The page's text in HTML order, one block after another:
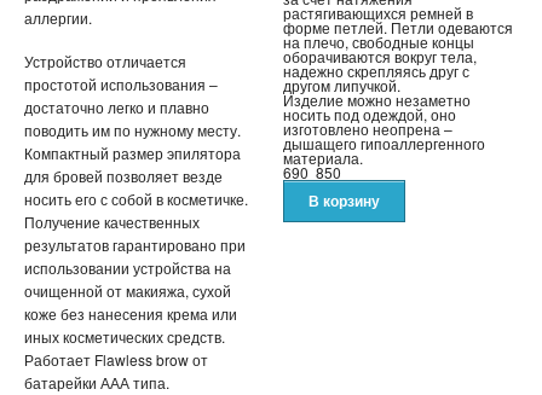
СВЕТОВЫЕ ШОУ
АНТИСТРЕСС
НОВЫЕ ПОСТУПЛЕНИЯ
ХИТЫ ПРОДАЖ
аллергии.
Устройство отличается
простотой использования –
достаточно легко и плавно
поводить им по нужному месту.
Компактный размер эпилятора
для бровей позволяет везде
носить его с собой в косметичке.
Получение качественных
результатов гарантировано при
использовании устройства на
очищенной от макияжа, сухой
коже без нанесения крема или
иных косметических средств.
Работает Flawless brow от
батарейки ААА типа.
растягивающихся ремней в
форме петлей. Петли одеваются
на плечо, свободные концы
оборачиваются вокруг тела,
надежно скрепляясь друг с
другом липучкой.
Изделие можно незаметно
носить под одеждой, оно
изготовлено неопрена –
дышащего гипоаллергенного
материала.
690 850